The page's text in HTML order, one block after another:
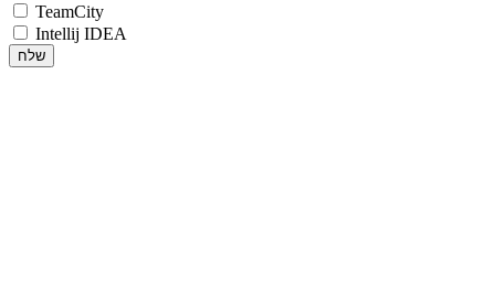
TeamCity
Intellij IDEA